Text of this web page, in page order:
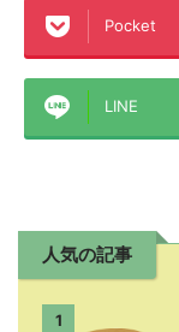
Pocket
LINE
人気の記事
1